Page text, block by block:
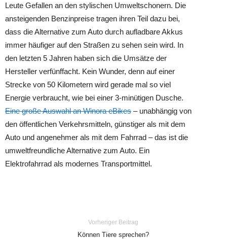
Leute Gefallen an den stylischen Umweltschonern. Die
ansteigenden Benzinpreise tragen ihren Teil dazu bei,
dass die Alternative zum Auto durch aufladbare Akkus
immer häufiger auf den Straßen zu sehen sein wird. In
den letzten 5 Jahren haben sich die Umsätze der
Hersteller verfünffacht. Kein Wunder, denn auf einer
Strecke von 50 Kilometern wird gerade mal so viel
Energie verbraucht, wie bei einer 3-minütigen Dusche.
Eine große Auswahl an Winora eBikes – unabhängig von
den öffentlichen Verkehrsmitteln, günstiger als mit dem
Auto und angenehmer als mit dem Fahrrad – das ist die
umweltfreundliche Alternative zum Auto. Ein
Elektrofahrrad als modernes Transportmittel.
Vorheriger Beitrag
Können Tiere sprechen?